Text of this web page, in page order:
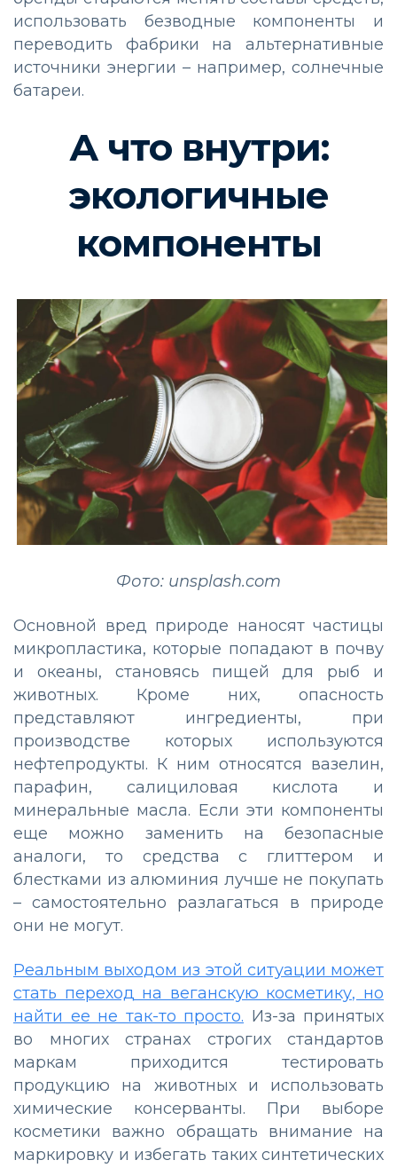
использовать безводные компоненты и
переводить фабрики на альтернативные
источники энергии – например, солнечные
батареи.
А что внутри:
экологичные
компоненты
Фото: unsplash.com
Основной вред природе наносят частицы
микропластика, которые попадают в почву
и океаны, становясь пищей для рыб и
животных. Кроме них, опасность
представляют ингредиенты, при
производстве которых используются
нефтепродукты. К ним относятся вазелин,
парафин, салициловая кислота и
минеральные масла. Если эти компоненты
еще можно заменить на безопасные
аналоги, то средства с глиттером и
блестками из алюминия лучше не покупать
– самостоятельно разлагаться в природе
они не могут.
Реальным выходом из этой ситуации может
стать переход на веганскую косметику, но
найти ее не так-то просто. Из-за принятых
во многих странах строгих стандартов
маркам приходится тестировать
продукцию на животных и использовать
химические консерванты. При выборе
косметики важно обращать внимание на
маркировку и избегать таких синтетических